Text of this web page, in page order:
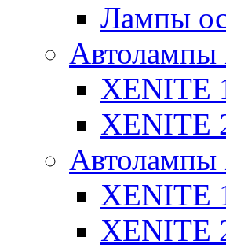
Лампы
Автолампы
XENITE
XENITE
Автолампы
XENITE
XENITE